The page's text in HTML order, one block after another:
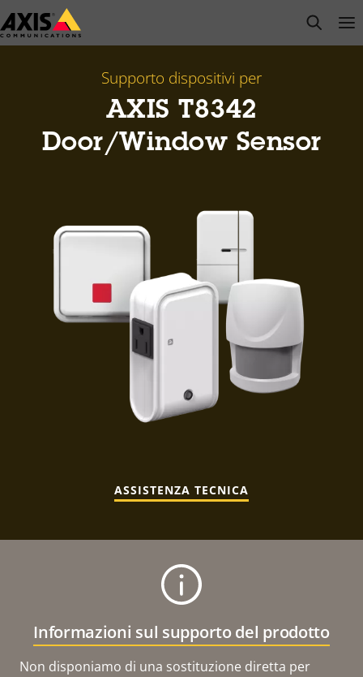
Salta
al
open
Supporto dispositivi per
AXIS T8342
Door/Window Sensor
ASSISTENZA TECNICA
Informazioni sul supporto del prodotto
Non disponiamo di una sostituzione diretta per